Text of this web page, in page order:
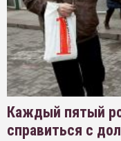
Каждый пятый
справиться с